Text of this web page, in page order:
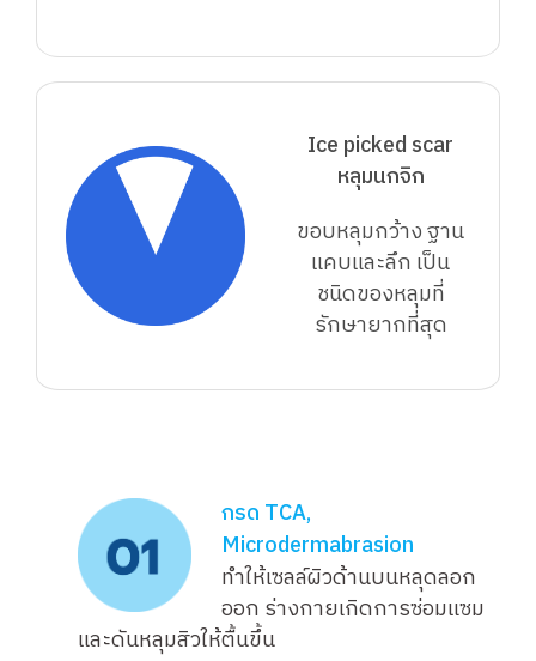
Ice picked scar
หลุมนกจิก
ขอบหลุมกว้าง ฐาน
แคบและลึก เป็น
ชนิดของหลุมที่
รักษายากที่สุด
กรด TCA,
Microdermabrasion
ทำให้เซลล์ผิวด้านบนหลุดลอก
ออก ร่างกายเกิดการซ่อมแซม
และดันหลุมสิวให้ตื้นขึ้น